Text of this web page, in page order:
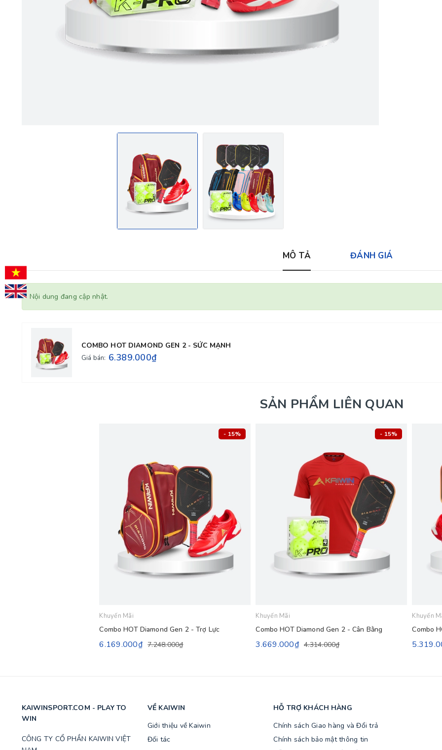
MÔ TẢ ĐÁNH GIÁ
Nội dung đang cập nhật.
COMBO HOT DIAMOND GEN 2 - SỨC MẠNH
Giá bán: 6.389.000₫
SẢN PHẨM LIÊN QUAN
- 15%
Khuyến Mãi
Combo HOT Diamond Gen 2 - Trợ Lực
6.169.000₫ 7.248.000₫
- 15%
Khuyến Mãi
Combo HOT Diamond Gen 2 - Cân Bằng
3.669.000₫ 4.314.000₫
Khuyến
Combo
KAIWINSPORT.COM - PLAY TO
WIN
CÔNG TY CỔ PHẦN KAIWIN VIỆT
VỀ KAIWIN
Giới thiệu về Kaiwin
Đối tác
HỖ TRỢ KHÁCH HÀNG
Chính sách Giao hàng và Đổi trả
Chính sách bảo mật thông tin